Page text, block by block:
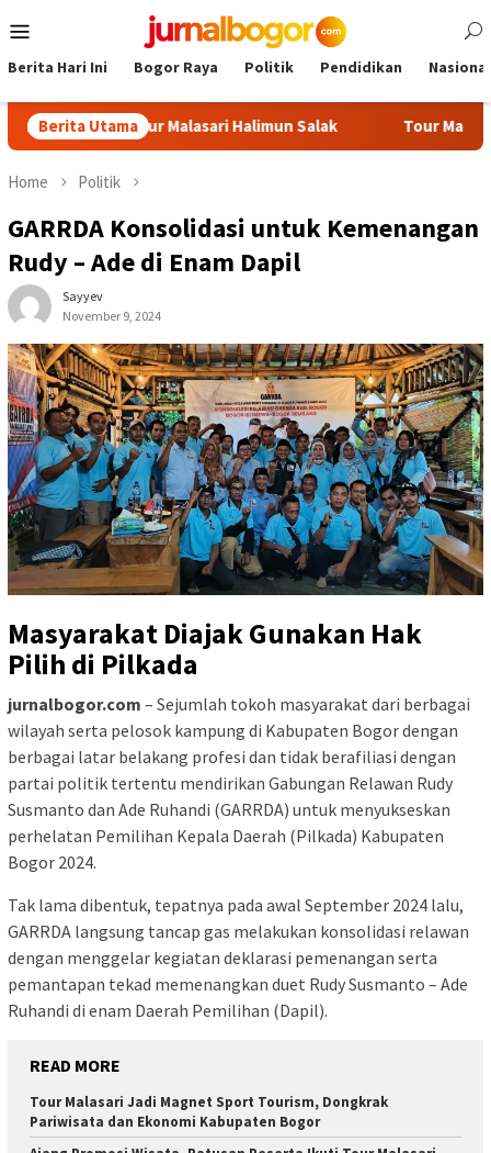
to
Menu
Berita Hari Ini Bogor Raya Politik Pendidikan Nasional
Berita Utama
Tour Malasari Halimun Salak Tour Malasari Jadi
Home Politik
GARRDA Konsolidasi untuk Kemenangan
Rudy – Ade di Enam Dapil
Sayyev
November 9, 2024
Masyarakat Diajak Gunakan Hak
Pilih di Pilkada
jurnalbogor.com – Sejumlah tokoh masyarakat dari berbagai
wilayah serta pelosok kampung di Kabupaten Bogor dengan
berbagai latar belakang profesi dan tidak berafiliasi dengan
partai politik tertentu mendirikan Gabungan Relawan Rudy
Susmanto dan Ade Ruhandi (GARRDA) untuk menyukseskan
perhelatan Pemilihan Kepala Daerah (Pilkada) Kabupaten
Bogor 2024.
Tak lama dibentuk, tepatnya pada awal September 2024 lalu,
GARRDA langsung tancap gas melakukan konsolidasi relawan
dengan menggelar kegiatan deklarasi pemenangan serta
pemantapan tekad memenangkan duet Rudy Susmanto – Ade
Ruhandi di enam Daerah Pemilihan (Dapil).
READ MORE
Tour Malasari Jadi Magnet Sport Tourism, Dongkrak
Pariwisata dan Ekonomi Kabupaten Bogor